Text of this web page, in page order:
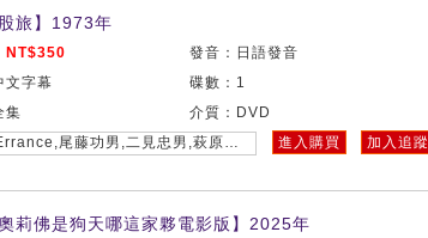
旅】1973年
NT$350
發音：日語發音
文字幕
碟數：1
集
介質：DVD
演員：Errance,尾藤功男,二見忠男,萩原健一,野村昭子,小倉一郎
進入購買 加入追蹤
莉佛是狗天哪這家夥電影版】2025年